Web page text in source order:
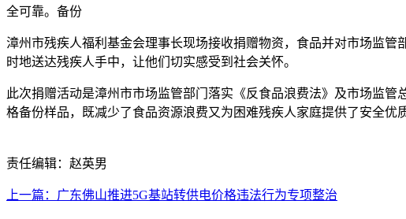
全可靠。备份
漳州市残疾人福利基金会理事长现场接收捐赠物资，食品并对市场监
时地送达残疾人手中，让他们切实感受到社会关怀。
此次捐赠活动是漳州市市场监管部门落实《反食品浪费法》及市场监
格备份样品，既减少了食品资源浪费又为困难残疾人家庭提供了安全优
责任编辑：赵英男
上一篇：广东佛山推进5G基站转供电价格违法行为专项整治